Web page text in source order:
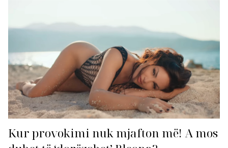
Kur provokimi nuk mjafton më! A mos